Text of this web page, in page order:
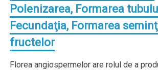
Polenizarea, Formarea
Fecundaţia, Formarea
fructelor
Florea angiospermelor are rolul de a